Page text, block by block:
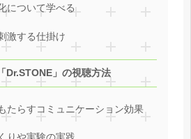
について学べる
激する仕掛け
Dr.STONE」の視聴方法
たらすコミュニケーション効果